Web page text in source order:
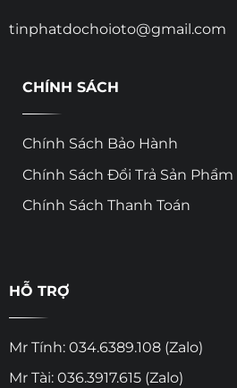
tinphatdochoioto@gmail.com
CHÍNH SÁCH
Chính Sách Bảo Hành
Chính Sách Đổi Trả Sản Phẩm
Chính Sách Thanh Toán
HỖ TRỢ
Mr Tính: 034.6389.108 (Zalo)
Mr Tài: 036.3917.615 (Zalo)